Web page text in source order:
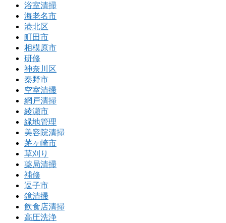
浴室清掃
海老名市
港北区
町田市
相模原市
研修
神奈川区
秦野市
空室清掃
網戸清掃
綾瀬市
緑地管理
美容院清掃
茅ヶ崎市
草刈り
薬局清掃
補修
逗子市
鏡清掃
飲食店清掃
高圧洗浄